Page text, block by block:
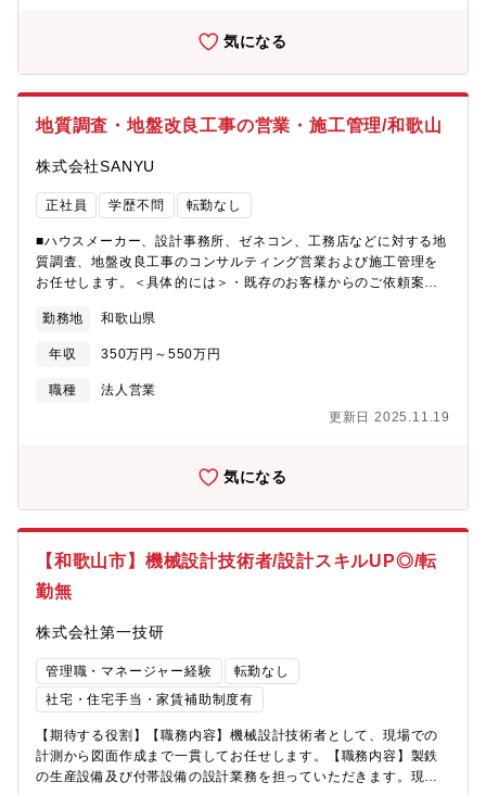
いて希望を十分に考慮の上、決定いたします。なお、就業開始か
ら１年を経過したタイミングで、再度希望勤務地をお出しいただ
くことが可能です。店舗状況にもよりますが、希望勤務地での就
業が叶うことが多く、例えば希望が自宅から通える範囲等で設定
し叶った場合、居住エリアも固定ができるため、プライベートと
仕事が両立できる環境を整備しています。なお、仮に転居が必要
となった際も、社員寮があり、月1000円の自己負担となるため、
会社からの支援・補助も手厚いのが特徴です。■キャリアパスメン
バー→主任→副工場長→工場長上記のキャリアがございます。評
価制度も明確に定められているため、自身の頑張りでキャリアア
ップできる環境です。■同社の安定性同社は業界のリードカンパニ
ーとして、常に業界のパイオニアとして走り続けてきました。当
社は、創業当時から販売からメンテナンスやロードサービスまで
すでに国内で約300店舗を展開、売上高も年々更新し続けており、
を整備していくべく、今後も安定した更なる事業成長・店舗拡大
を目指し、安定した経営を継続していきます。
気になる
地質調査・地盤改良工事の営業・施工管理/和歌山
株式会社SANYU
正社員 学歴不問 転勤なし
■ハウスメーカー、設計事務所、ゼネコン、工務店などに対する地
質調査、地盤改良工事のコンサルティング営業および施工管理を
お任せします。＜具体的には＞・既存のお客様からのご依頼案件
り・施工管理・新規開拓、提案＜１日の業務の流れ＞(1)定期訪問
によりお客様のニーズの把握(2)地盤改良工事の提案をし、見積も
りを作成します。(3)受注(4)お客様との打ち合わせ、工事現場の立
ち合い施工業者に的確な指示を出して、工事が工期内に終わるよ
勤務地 和歌山県
年収 350万円～550万円
職種
法人営業
更新日 2025.11.19
気になる
【和歌山市】機械設計技術者/設計スキルUP◎/転
勤無
株式会社第一技研
管理職・マネージャー経験
転勤なし
社宅・住宅手当・家賃補助制度有
【期待する役割】【職務内容】機械設計技術者として、現場での
計測から図面作成まで一貫してお任せします。【職務内容】製鉄
の生産設備及び付帯設備の設計業務を担っていただきます。現場